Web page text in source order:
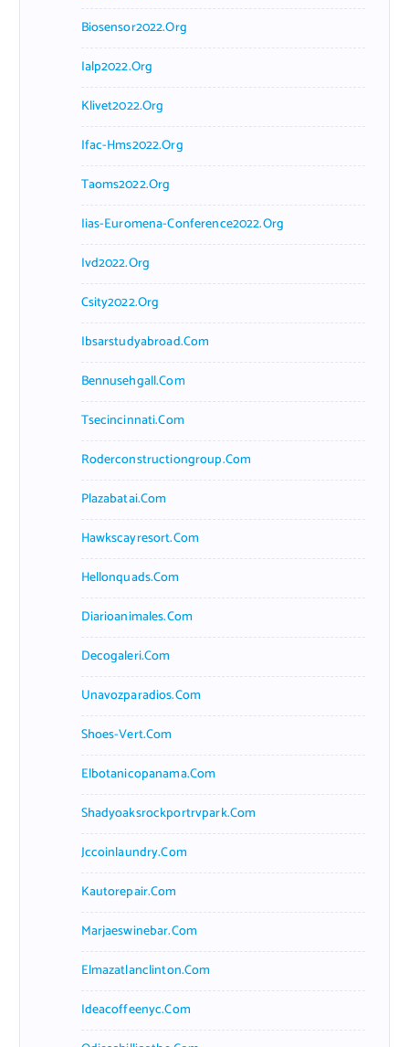
Biosensor2022.org
Ialp2022.org
Klivet2022.org
Ifac-Hms2022.org
Taoms2022.org
Iias-Euromena-Conference2022.org
Ivd2022.org
Csity2022.org
Ibsarstudyabroad.com
Bennusehgall.com
Tsecincinnati.com
Roderconstructiongroup.com
Plazabatai.com
Hawkscayresort.com
Hellonquads.com
Diarioanimales.com
Decogaleri.com
Unavozparadios.com
Shoes-Vert.com
Elbotanicopanama.com
Shadyoaksrockportrvpark.com
Jccoinlaundry.com
Kautorepair.com
Marjaeswinebar.com
Elmazatlanclinton.com
Ideacoffeenyc.com